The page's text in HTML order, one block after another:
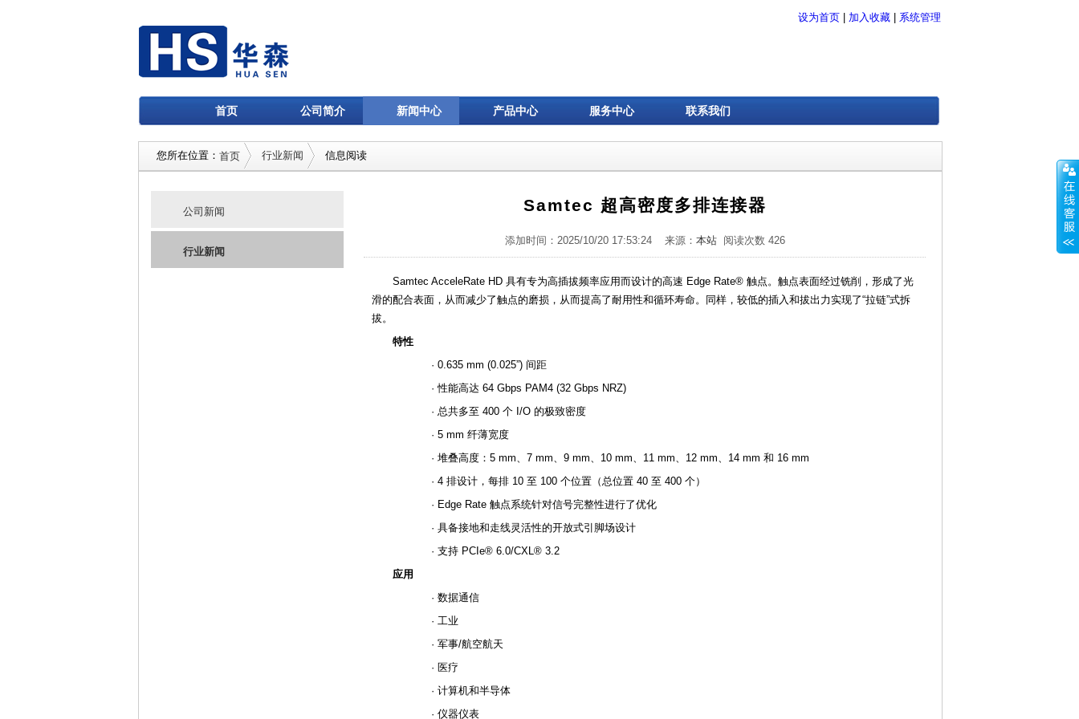
设为首页 加入收藏 系统管理
首页 公司简介 新闻中心 产品中心 服务中心 联系我们
您所在位置： 首页 行业新闻 信息阅读
公司新闻
行业新闻
Samtec 超高密度多排连接器
添加时间：2025/10/20 17:53:24 来源： 本站阅读次数 426
Samtec AcceleRate HD 具有专为高插拔频率应用而设计的高速 Edge Rate® 触点。触点表面经过铣削，形成了光
滑的配合表面，从而减少了触点的磨损，从而提高了耐用性和循环寿命。同样，较低的插入和拔出力实现了“拉链”式拆
拔。
特性
· 0.635 mm (0.025”) 间距
· 性能高达 64 Gbps PAM4 (32 Gbps NRZ)
· 总共多至 400 个 I/O 的极致密度
· 5 mm 纤薄宽度
· 堆叠高度：5 mm、7 mm、9 mm、10 mm、11 mm、12 mm、14 mm 和 16 mm
· 4 排设计，每排 10 至 100 个位置（总位置 40 至 400 个）
· Edge Rate 触点系统针对信号完整性进行了优化
· 具备接地和走线灵活性的开放式引脚场设计
· 支持 PCIe® 6.0/CXL® 3.2
应用
· 数据通信
· 工业
· 军事/航空航天
· 医疗
· 计算机和半导体
· 仪器仪表